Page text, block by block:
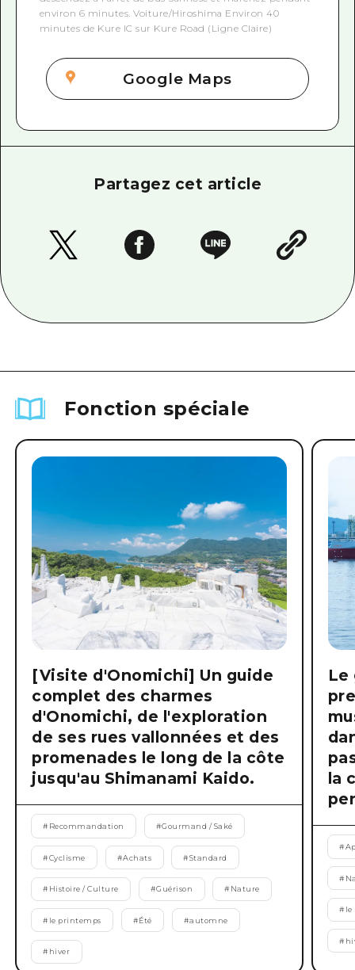
environ 6 minutes. Voiture/Hiroshima Environ 40
minutes de Kure IC sur Kure Road (Ligne Claire)
Google Maps
Partagez cet article
Fonction spéciale
[Visite d'Onomichi] Un guide
complet des charmes
d'Onomichi, de l'exploration
de ses rues vallonnées et des
promenades le long de la côte
jusqu'au Shimanami Kaido.
# Recommandation #Gourmand / Saké
#Cyclisme #Achats #Standard
# Histoire / Culture #Guérison # Nature
# le printemps #Été #automne
# hiver
Le
la
#
#
# le
#